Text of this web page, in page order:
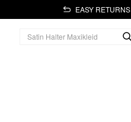
EASY RETURNS